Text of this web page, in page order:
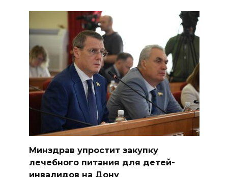
Минздрав упростит закупку
лечебного питания для детей-
инвалидов на Дону